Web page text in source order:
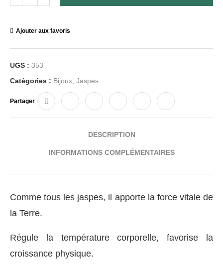
Ajouter aux favoris
UGS : 353
Catégories : Bijoux Jaspes
Partager
DESCRIPTION
INFORMATIONS COMPLÉMENTAIRES
Comme tous les jaspes, il apporte la force vitale de
la Terre.
Régule la température corporelle, favorise la
croissance physique.